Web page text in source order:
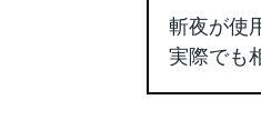
斬夜が使
実際でも